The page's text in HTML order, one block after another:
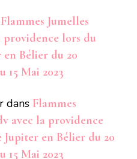
Flammes Jumelles
lors du
Bélier du 20
15 Mai 2023
dans Flammes
avec la providence
en Bélier du 20
15 Mai 2023